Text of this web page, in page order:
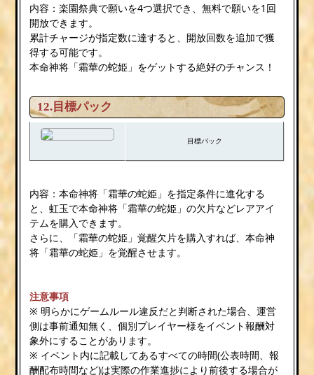
内容：楽園祭典で願いを4つ選択でき、無料で願いを1回
開放できます。
累計チャージが指定数に達すると、開放回数を追加で獲
得する可能です。
本命神将「霜華の蛇姫」をゲットする絶好のチャンス！
12.目標パック
目標パック
内容：本命神将「霜華の蛇姫」を指定条件に進化する
と、虹玉で本命神将「霜華の蛇姫」の欠片などレアアイ
テムを購入できます。
さらに、「霜華の蛇姫」覚醒欠片を購入すれば、本命神
将「霜華の蛇姫」を覚醒させます。
注意事項
※ 明らかにゲームルール違反だと判断された場合、運営
側は事前通知無く、個別プレイヤー様をイベント報酬対
象外にすることがあります。
※ イベント内に記載してあるすべての時間(公表時間、報
酬配布時間など)は実際の作業進捗により前後する場合が